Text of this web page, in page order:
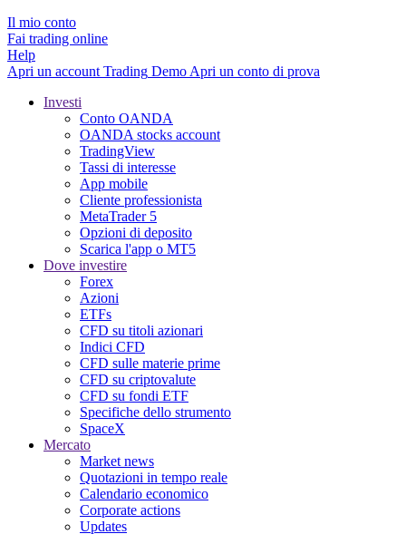
Il mio conto
Fai trading online
Help
Apri un account Trading Demo Apri un conto di prova
Investi
Conto OANDA
OANDA stocks account
TradingView
Tassi di interesse
App mobile
Cliente professionista
MetaTrader 5
Opzioni di deposito
Scarica l'app o MT5
Dove investire
Forex
Azioni
ETFs
CFD su titoli azionari
Indici CFD
CFD sulle materie prime
CFD su criptovalute
CFD su fondi ETF
Specifiche dello strumento
SpaceX
Mercato
Market news
Quotazioni in tempo reale
Calendario economico
Corporate actions
Updates